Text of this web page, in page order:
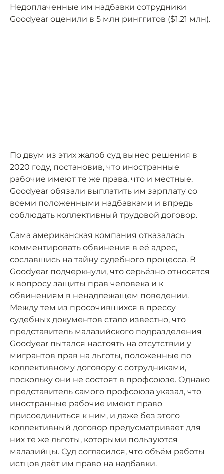
Недоплаченные им надбавки сотрудники
Goodyear оценили в 5 млн ринггитов ($1,21 млн).
По двум из этих жалоб суд вынес решения в
2020 году, постановив, что иностранные
рабочие имеют те же права, что и местные.
Goodyear обязали выплатить им зарплату со
всеми положенными надбавками и впредь
соблюдать коллективный трудовой договор.
Сама американская компания отказалась
комментировать обвинения в её адрес,
сославшись на тайну судебного процесса. В
Goodyear подчеркнули, что серьёзно относятся
к вопросу защиты прав человека и к
обвинениям в ненадлежащем поведении.
Между тем из просочившихся в прессу
судебных документов стало известно, что
представитель малазийского подразделения
Goodyear пытался настоять на отсутствии у
мигрантов прав на льготы, положенные по
коллективному договору с сотрудниками,
поскольку они не состоят в профсоюзе. Однако
представитель самого профсоюза указал, что
иностранные рабочие имеют право
присоединиться к ним, и даже без этого
коллективный договор предусматривает для
них те же льготы, которыми пользуются
малазийцы. Суд согласился, что объём работы
истцов даёт им право на надбавки.